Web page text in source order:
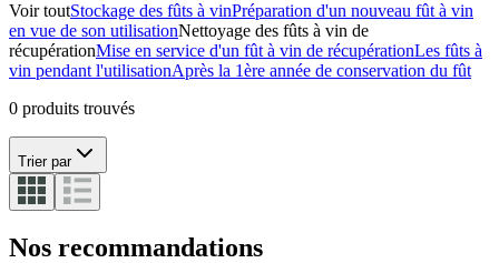
Voir toutStockage des fûts à vinPréparation d'un nouveau fût à vin
en vue de son utilisationNettoyage des fûts à vin de
récupérationMise en service d'un fût à vin de récupérationLes fûts à
vin pendant l'utilisationAprès la 1ère année de conservation du fût
0 produits trouvés
Trier par
Nos recommandations